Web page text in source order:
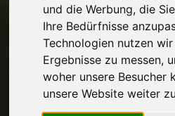
und die Werbung, die
Ihre Bedürfnisse
Technologien nutzen
Ergebnisse zu messen,
woher unsere Besucher
unsere Website weiter
Vereinbaren Sie
Hinterlassen Sie uns gern eine